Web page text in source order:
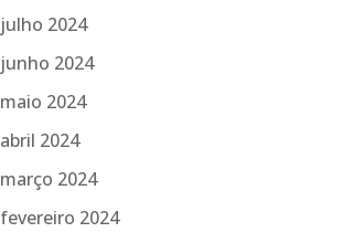
julho 2024
junho 2024
maio 2024
abril 2024
março 2024
fevereiro 2024